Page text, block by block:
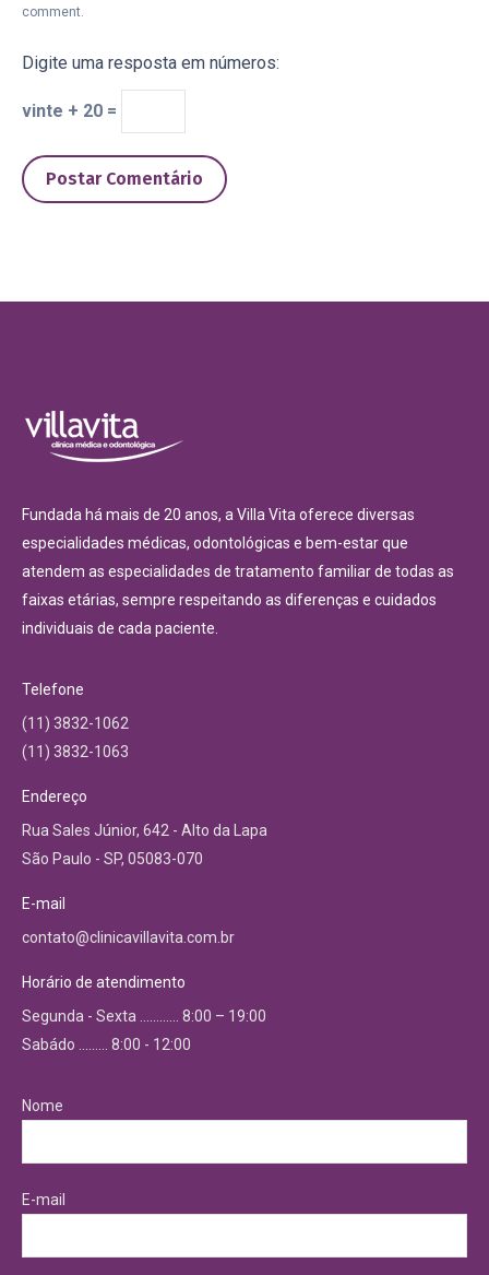
comment.
Digite uma resposta em números:
vinte + 20 =
Postar Comentário
Fundada há mais de 20 anos, a Villa Vita oferece diversas
especialidades médicas, odontológicas e bem-estar que
atendem as especialidades de tratamento familiar de todas as
faixas etárias, sempre respeitando as diferenças e cuidados
individuais de cada paciente.
Telefone
(11) 3832-1062
(11) 3832-1063
Endereço
Rua Sales Júnior, 642 - Alto da Lapa
São Paulo - SP, 05083-070
E-mail
contato@clinicavillavita.com.br
Horário de atendimento
Segunda - Sexta ………… 8:00 – 19:00
Sabádo ……… 8:00 - 12:00
Nome
E-mail